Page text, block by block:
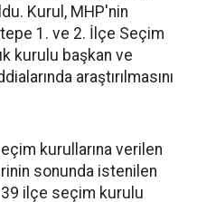
Kurul, MHP'nin
1. ve 2. İlçe Seçim
kurulu başkan ve
araştırılmasını
kurullarına verilen
sonunda istenilen
ilçe seçim kurulu